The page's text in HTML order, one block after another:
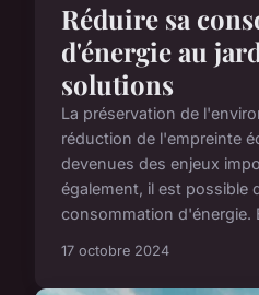
Réduire sa
d'énergie au
solutions
La préservation de
réduction de l'empreinte
devenues des enjeux
également, il est possible
consommation d'énergie.
17 octobre 2024